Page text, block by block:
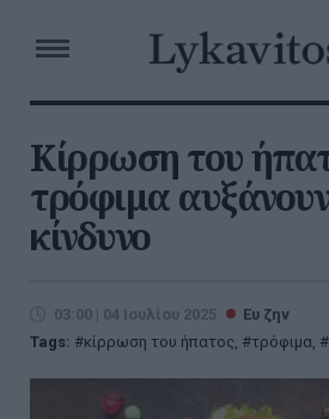
Κίρρωση του
τρόφιμα
κίνδυνο
03:00 | 04 Ιουλίου 2025
Ευ ζην
Tags:
κίρρωση του ήπατος, τρόφιμα,